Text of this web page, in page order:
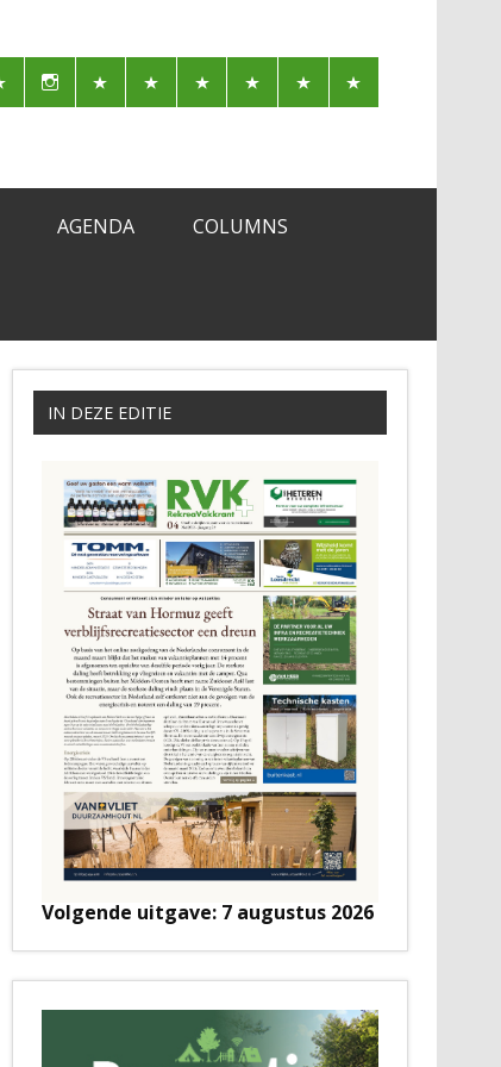
AGENDA COLUMNS
IN DEZE EDITIE
Volgende uitgave: 7 augustus 2026